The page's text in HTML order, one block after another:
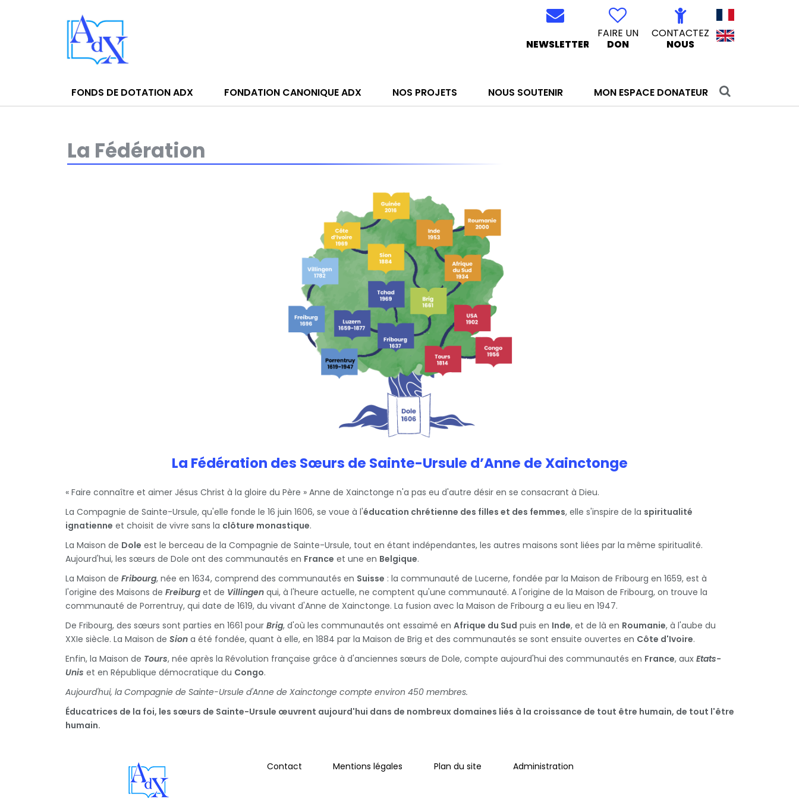
NEWSLETTER
FAIRE UN
DON
CONTACTEZ
NOUS
FONDS DE DOTATION ADX FONDATION CANONIQUE ADX NOS PROJETS NOUS SOUTENIR MON ESPACE DONATEUR
La Fédération
La Fédération des Sœurs de Sainte-Ursule d’Anne de Xainctonge
« Faire connaître et aimer Jésus Christ à la gloire du Père » Anne de Xainctonge n'a pas eu d'autre désir en se consacrant à Dieu.
La Compagnie de Sainte-Ursule, qu'elle fonde le 16 juin 1606, se voue à l'éducation chrétienne des filles et des femmes, elle s'inspire de la spiritualité
ignatienne et choisit de vivre sans la clôture monastique.
La Maison de Dole est le berceau de la Compagnie de Sainte-Ursule, tout en étant indépendantes, les autres maisons sont liées par la même spiritualité.
Aujourd'hui, les sœurs de Dole ont des communautés en France et une en Belgique.
La Maison de Fribourg, née en 1634, comprend des communautés en Suisse : la communauté de Lucerne, fondée par la Maison de Fribourg en 1659, est à
l'origine des Maisons de Freiburget de Villingenqui, à l'heure actuelle, ne comptent qu'une communauté. A l'origine de la Maison de Fribourg, on trouve la
communauté de Porrentruy, qui date de 1619, du vivant d'Anne de Xainctonge. La fusion avec la Maison de Fribourg a eu lieu en 1947.
De Fribourg, des sœurs sont parties en 1661 pour Brig, d'où les communautés ont essaimé en Afrique du Sud puis en Inde, et de là en Roumanie, à l'aube du
XXIe siècle. La Maison de Siona été fondée, quant à elle, en 1884 par la Maison de Brig et des communautés se sont ensuite ouvertes en Côte d'Ivoire.
Enfin, la Maison de Tours, née après la Révolution française grâce à d'anciennes sœurs de Dole, compte aujourd'hui des communautés en France, aux Etats-
Unis et en République démocratique du Congo.
Aujourd'hui, la Compagnie de Sainte-Ursule d'Anne de Xainctonge compte environ 450 membres.
Éducatrices de la foi, les sœurs de Sainte-Ursule œuvrent aujourd'hui dans de nombreux domaines liés à la croissance de tout être humain, de tout l'être
humain.
Contact Mentions légales Plan du site Administration